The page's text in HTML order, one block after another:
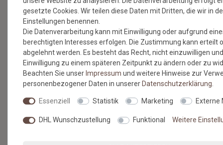
NEWSLETTER
Jetzt anmelden: Profitieren Sie von aktuellen Angeboten
und erfahren Sie von den neuesten Produkten als
erstes.*
E-MAIL **
Newsletter
gesetzte Cookies. Wir teilen diese Daten mit Dritten, die wir in
Einstellungen benennen.
Die Datenverarbeitung kann mit Einwilligung oder aufgrund
berechtigten Interesses erfolgen. Die Zustimmung kann erteilt
abgelehnt werden. Es besteht das Recht, nicht einzuwilligen
Einwilligung zu einem späteren Zeitpunkt zu ändern oder zu
Beachten Sie unser Impressum und weitere Hinweise zur
personenbezogener Daten in unserer Daten­schutz­erklärung
Essenziell Statistik Marketing Externe
DHL Wunschzustellung Funktional Weitere